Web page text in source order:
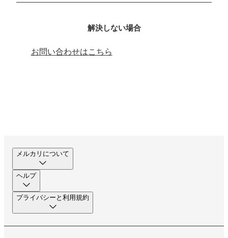
解決しない場合
お問い合わせはこちら
メルカリについて
ヘルプ
プライバシーと利用規約